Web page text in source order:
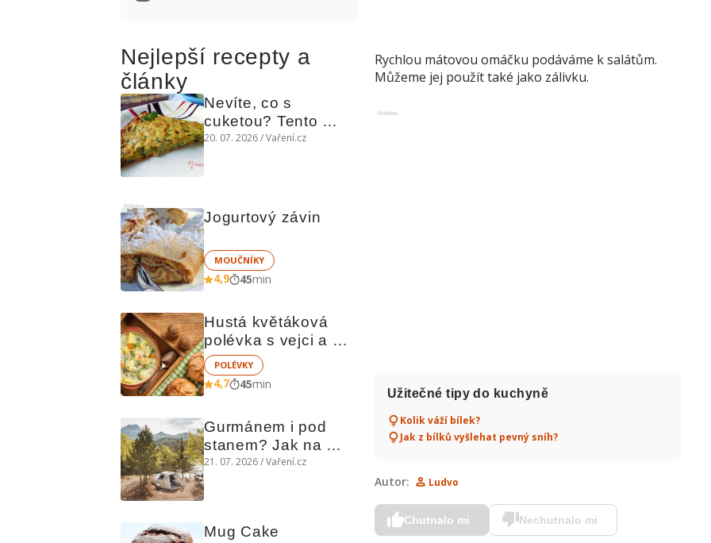
Nejlepší recepty a
články
Nevíte, co s
cuketou? Tento
levný slaný koláč
20. 07. 2026 / Vaření.cz
Reklama
Jogurtový závin
MOUČNÍKY
4,9 45min
Hustá květáková
polévka s vejci a
brambory
POLÉVKY
4,7 45min
Gurmánem i pod
stanem? Jak na
polní kuchyni a na
21. 07. 2026 / Vaření.cz
Mug Cake
Rychlou mátovou omáčku podáváme k salátům.
Můžeme jej použít také jako zálivku.
Reklama
Užitečné tipy do kuchyně
Kolik váží bílek?
Jak z bílků vyšlehat pevný sníh?
Autor: Ludvo
Chutnalo mi Nechutnalo mi